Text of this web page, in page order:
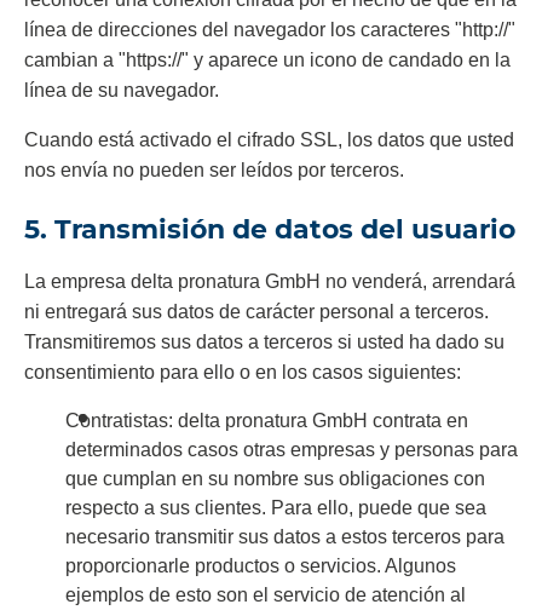
línea de direcciones del navegador los caracteres "http://"
cambian a "https://" y aparece un icono de candado en la
línea de su navegador.
Cuando está activado el cifrado SSL, los datos que usted
nos envía no pueden ser leídos por terceros.
5. Transmisión de datos del usuario
La empresa delta pronatura GmbH no venderá, arrendará
ni entregará sus datos de carácter personal a terceros.
Transmitiremos sus datos a terceros si usted ha dado su
consentimiento para ello o en los casos siguientes:
Contratistas: delta pronatura GmbH contrata en
determinados casos otras empresas y personas para
que cumplan en su nombre sus obligaciones con
respecto a sus clientes. Para ello, puede que sea
necesario transmitir sus datos a estos terceros para
proporcionarle productos o servicios. Algunos
ejemplos de esto son el servicio de atención al